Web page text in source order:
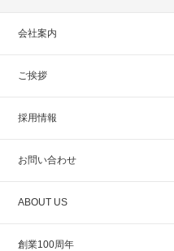
会社案内
ご挨拶
採用情報
お問い合わせ
ABOUT US
創業100周年